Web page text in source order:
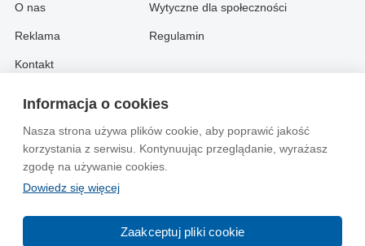
Informacja o cookies
Nasza strona używa plików cookie, aby poprawić jakość
korzystania z serwisu. Kontynuując przeglądanie, wyrażasz
zgodę na używanie cookies.
Dowiedz się więcej
Zaakceptuj pliki cookie
O nas
Reklama
Kontakt
Wytyczne dla społeczności
Regulamin
Information in English:
About
Advertise
Contact